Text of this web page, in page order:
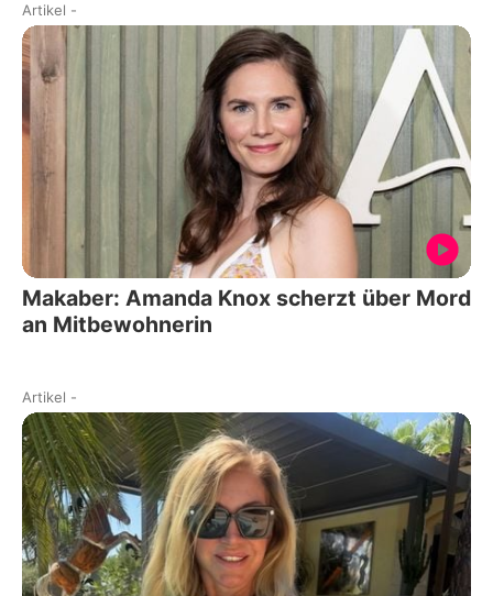
Artikel -
Makaber: Amanda Knox scherzt über Mord
an Mitbewohnerin
Artikel -